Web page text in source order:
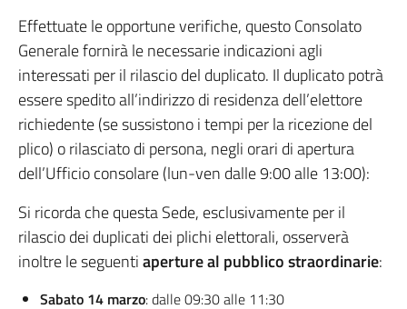
Effettuate le opportune verifiche, questo Consolato
Generale fornirà le necessarie indicazioni agli
interessati per il rilascio del duplicato. Il duplicato potrà
essere spedito all’indirizzo di residenza dell’elettore
richiedente (se sussistono i tempi per la ricezione del
plico) o rilasciato di persona, negli orari di apertura
dell’Ufficio consolare (lun-ven dalle 9:00 alle 13:00):
Si ricorda che questa Sede, esclusivamente per il
rilascio dei duplicati dei plichi elettorali, osserverà
inoltre le seguentiaperture al pubblico straordinarie:
Sabato 14 marzo: dalle 09:30 alle 11:30